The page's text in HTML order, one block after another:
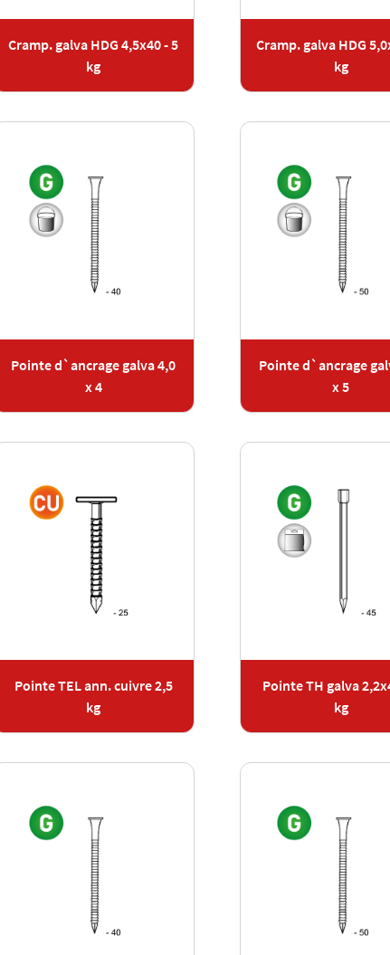
Cramp. galva HDG 4,5x40 - 5
kg
Cramp. galva HDG
kg
Pointe d`ancrage galva 4,0
x 4
Pointe d`ancrage
x 5
Pointe TEL ann. cuivre 2,5
kg
Pointe TH galva
kg